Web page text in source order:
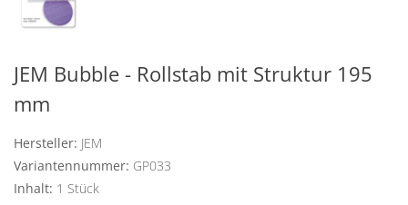
JEM Bubble - Rollstab mit Struktur 195
mm
Hersteller: JEM
Variantennummer: GP033
Inhalt: 1 Stück